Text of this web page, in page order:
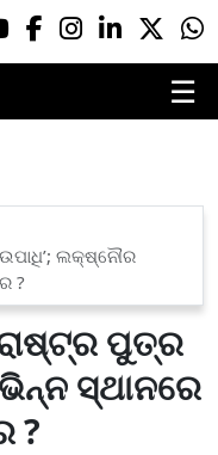
☰
ଲକ୍ଷ୍ନୌର
?
ପୁତ୍ର
ସ୍ଥାନରେ
?